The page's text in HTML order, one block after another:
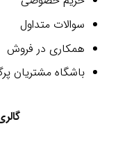
سوالات متداول
همکاری در فروش
باشگاه مشتریان